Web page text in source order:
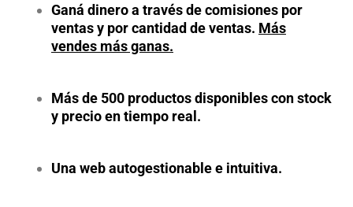
Ganá dinero a través de comisiones por
ventas y por cantidad de ventas. Más
vendes más ganas.
Más de 500 productos disponibles con stock
y precio en tiempo real.
Una web autogestionable e intuitiva.